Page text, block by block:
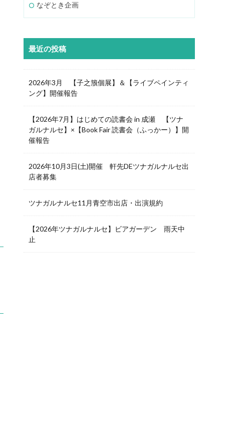
なぞとき企画
最近の投稿
2026年3月 【子之籏個展】＆【ライブペインティ
ング】開催報告
【2026年7月】はじめての読書会 in 成瀬 【ツナ
ガルナルセ】×【Book Fair 読書会（ふっかー）】開
催報告
2026年10月3日(土)開催 軒先DEツナガルナルセ出
店者募集
ツナガルナルセ11月青空市出店・出演規約
【2026年ツナガルナルセ】ビアガーデン 雨天中
止